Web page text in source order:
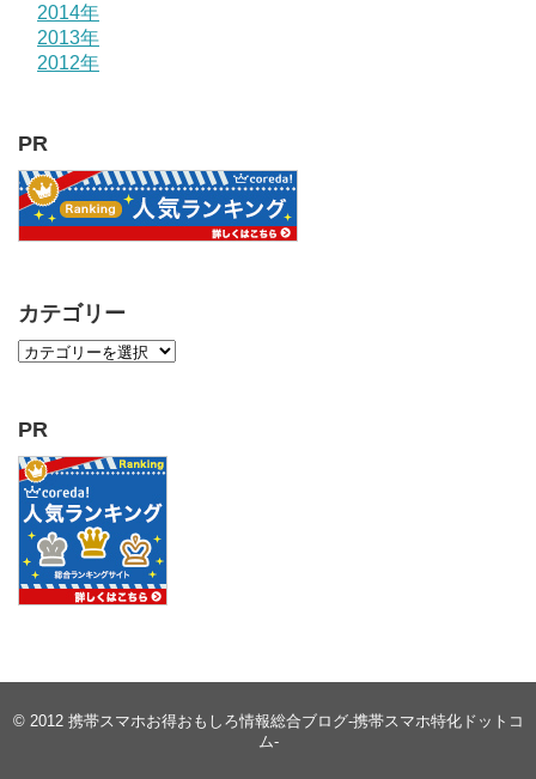
2014年
2013年
2012年
PR
カテゴリー
PR
© 2012 携帯スマホお得おもしろ情報総合ブログ-携帯スマホ特化ドットコ
ム-